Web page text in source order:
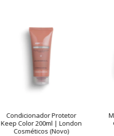
Condicionador Protetor
Keep Color 200ml | London
Cosméticos (Novo)